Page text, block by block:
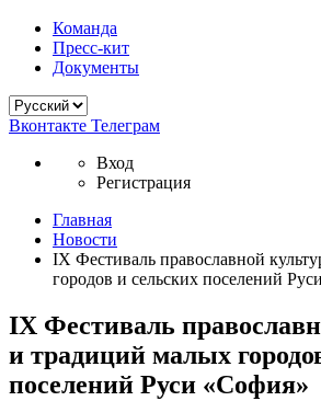
Команда
Пресс-кит
Документы
Вконтакте Телеграм
Вход
Регистрация
Главная
Новости
IX Фестиваль православной
городов и сельских поселений
IX Фестиваль
и традиций малых
поселений Руси «София»